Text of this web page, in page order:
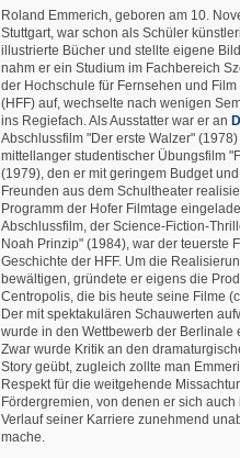
Roland Emmerich, geboren am 10.
Stuttgart, war schon als Schüler
illustrierte Bücher und stellte eigene
nahm er ein Studium im Fachbereich
der Hochschule für Fernsehen und Film
(HFF) auf, wechselte nach wenigen
ins Regiefach. Als Ausstatter war er an
Abschlussfilm "Der erste Walzer"
mittellanger studentischer Übungsfilm
(1979), den er mit geringem Budget
Freunden aus dem Schultheater
Programm der Hofer Filmtage
Abschlussfilm, der Science-Fiction-
Noah Prinzip" (1984), war der teuerste
Geschichte der HFF. Um die
bewältigen, gründete er eigens die
Centropolis, die bis heute seine Filme
Der mit spektakulären Schauwerten
wurde in den Wettbewerb der Berlinale
Zwar wurde Kritik an den
Story geübt, zugleich zollte man
Respekt für die weitgehende
Fördergremien, von denen er sich auch
Verlauf seiner Karriere zunehmend
mache.